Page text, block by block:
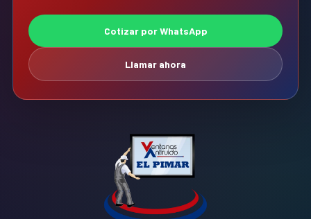
Cotizar por WhatsApp
Llamar ahora